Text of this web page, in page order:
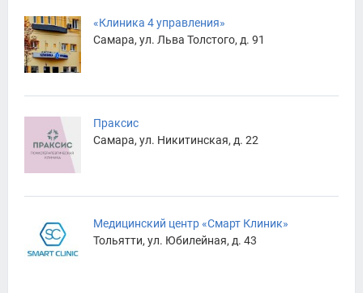
«Клиника 4 управления»
Самара, ул. Льва Толстого, д. 91
Праксис
Самара, ул. Никитинская, д. 22
Медицинский центр «Смарт Клиник»
Тольятти, ул. Юбилейная, д. 43